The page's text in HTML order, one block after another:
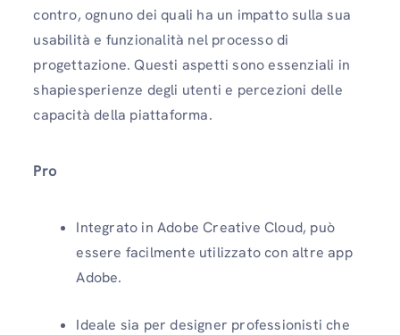
contro, ognuno dei quali ha un impatto sulla sua
usabilità e funzionalità nel processo di
progettazione. Questi aspetti sono essenziali in
shapiesperienze degli utenti e percezioni delle
capacità della piattaforma.
Pro
Integrato in Adobe Creative Cloud, può
essere facilmente utilizzato con altre app
Adobe.
Ideale sia per designer professionisti che